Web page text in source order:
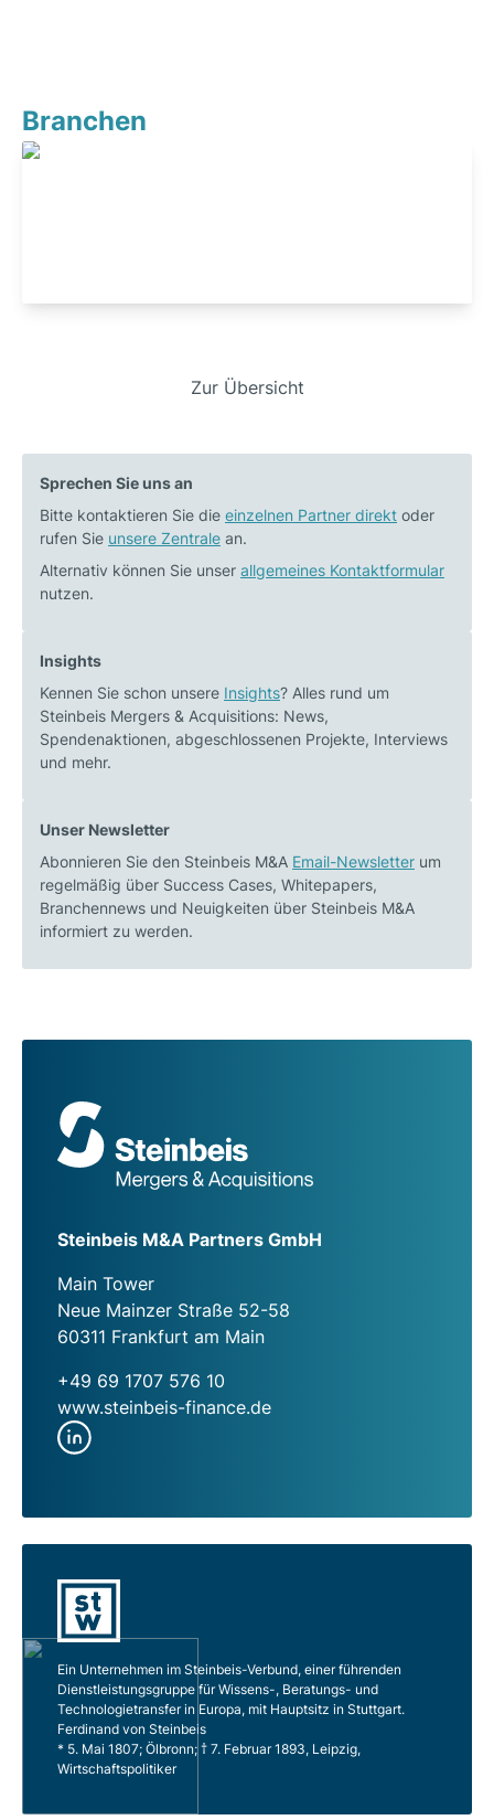
Branchen
mit
Steinbeis
Augsburg
Business
Zur Übersicht
Standort
Sprechen Sie uns an
Bitte kontaktieren Sie die einzelnen Partner direkt oder
rufen Sie unsere Zentrale an.
Alternativ können Sie unser allgemeines Kontaktformular
nutzen.
Insights
Kennen Sie schon unsere Insights? Alles rund um
Steinbeis Mergers & Acquisitions: News,
Spendenaktionen, abgeschlossenen Projekte, Interviews
und mehr.
Unser Newsletter
Abonnieren Sie den Steinbeis M&A Email-Newsletter um
regelmäßig über Success Cases, Whitepapers,
Branchennews und Neuigkeiten über Steinbeis M&A
informiert zu werden.
Steinbeis M&A Partners GmbH
Main Tower
Neue Mainzer Straße 52-58
60311 Frankfurt am Main
+49 69 1707 576 10
www.steinbeis-finance.de
Ein Unternehmen im Steinbeis-Verbund, einer führenden
Dienstleistungsgruppe für Wissens-, Beratungs- und
Technologietransfer in Europa, mit Hauptsitz in Stuttgart.
Ferdinand von Steinbeis
* 5. Mai 1807; Ölbronn; † 7. Februar 1893, Leipzig,
Wirtschaftspolitiker